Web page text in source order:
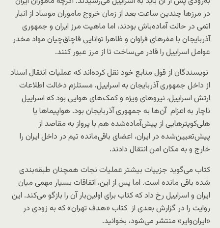
در مرزها چندین ساعت بعد از زمان خروج ماموران موساد از انبار
اتمی در حالت آماده‌باش بودند، اما ماهیت مرز ایران و جمهوری
آذربایجان با مفرهای فراوان و ظاهرا توانایی قاچاق‌چیان مواد مخدر
عوامل اسراییل را قادر می‌ساخت تا از مرز عبور کنند.
نویسندگان از قول منابع خود نقل کرده‌اند که عملیات انتقال اسناد
از داخل جمهوری آذربایجان به اسراییل، مستلزم دخالت اطلاعات
ارتش اسراییل، نیروهای ویژه و کمک‌های هوایی بود که اسراییل
ناچار به اعزام آن‌ها به جمهوری آذربایجان بود. هواپیماها یا
هلی‌کوپترهایی از پیش‌آماده‌شده هم با پرواز به مقاصد از
پیش‌تعیین‌شده در ایران، اعضای باقی‌مانده تیم در داخل ایران را
خارج و به مکان امن انتقال دادند.
کتاب می‌گوید جزییات بیشتر عملیات نجات همچنان طبقه‌بندی
شده باقی مانده است. اما پس از این، اتفاقات بسیار مهمی میان
ایران و اسراییل رخ داد که کتاب برای اولین‌بار آن را بازگو می‌کند. این
روایت را در گزارش بعدی از کتاب «هدف تهران» که به زودی در
«ایران‌وایر» منتشر می‌شود، بخوانید.